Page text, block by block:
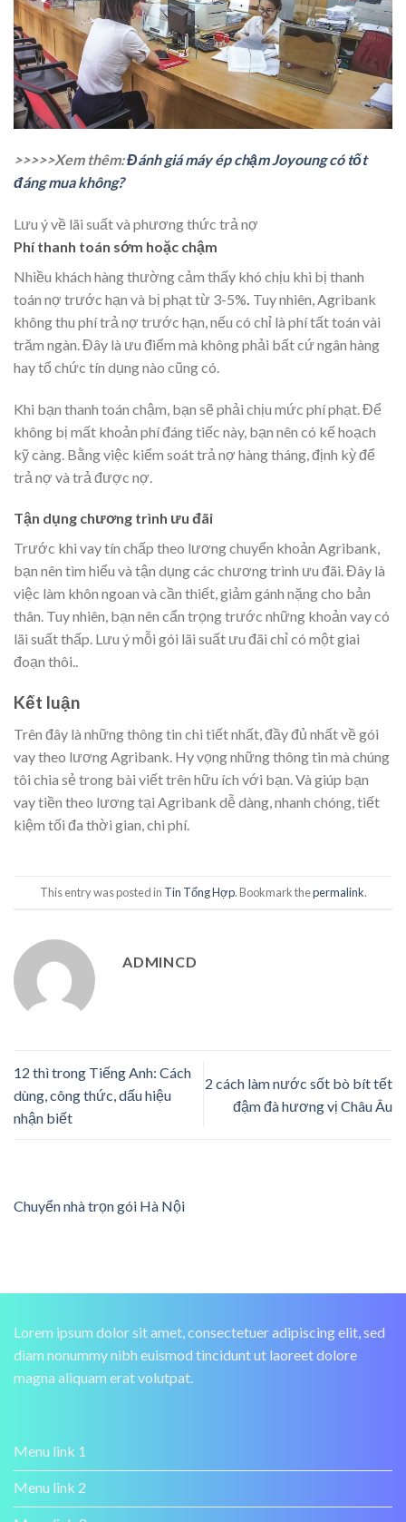
>>>>>Xem thêm:Đánh giá máy ép chậm Joyoung có tốt
đáng mua không?
Lưu ý về lãi suất và phương thức trả nợ
Phí thanh toán sớm hoặc chậm
Nhiều khách hàng thường cảm thấy khó chịu khi bị thanh
toán nợ trước hạn và bị phạt từ 3-5% Tuy nhiên, Agribank
không thu phí trả nợ trước hạn, nếu có chỉ là phí tất toán vài
trăm ngàn. Đây là ưu điểm mà không phải bất cứ ngân hàng
hay tổ chức tín dụng nào cũng có.
Khi bạn thanh toán chậm, bạn sẽ phải chịu mức phí phạt. Để
không bị mất khoản phí đáng tiếc này, bạn nên có kế hoạch
kỹ càng. Bằng việc kiểm soát trả nợ hàng tháng, định kỳ để
trả nợ và trả được nợ.
Tận dụng chương trình ưu đãi
Trước khi vay tín chấp theo lương chuyển khoản Agribank,
bạn nên tìm hiểu và tận dụng các chương trình ưu đãi. Đây là
việc làm khôn ngoan và cần thiết, giảm gánh nặng cho bản
thân. Tuy nhiên, bạn nên cẩn trọng trước những khoản vay có
lãi suất thấp. Lưu ý mỗi gói lãi suất ưu đãi chỉ có một giai
đoạn thôi..
Kết luận
Trên đây là những thông tin chi tiết nhất, đầy đủ nhất về gói
vay theo lương Agribank. Hy vọng những thông tin mà chúng
tôi chia sẻ trong bài viết trên hữu ích với bạn. Và giúp bạn
vay tiền theo lương tại Agribank dễ dàng, nhanh chóng, tiết
kiệm tối đa thời gian, chi phí.
This entry was posted in Tin Tổng Hợp. Bookmark thepermalink.
ADMINCD
12 thì trong Tiếng Anh: Cách
dùng, công thức, dấu hiệu
nhận biết
2 cách làm nước sốt bò bít tết
đậm đà hương vị Châu Âu
Chuyển nhà trọn gói Hà Nội
Lorem ipsum dolor sit amet, consectetuer adipiscing elit, sed
diam nonummy nibh euismod tincidunt ut laoreet dolore
magna aliquam erat volutpat.
Menu link 1
Menu link 2